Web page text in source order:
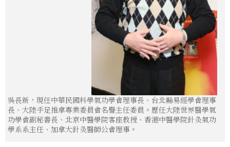
吳長新，現任中華民國科學氣功學會理事長、台北縣易經學會理事
長、大陸手足推拿專業委員會名譽主任委員。歷任大陸世界醫學氣
功學會副秘書長、北京中醫學院客座教授、香港中醫學院針灸氣功
學系系主任、加拿大針灸醫師公會理事。